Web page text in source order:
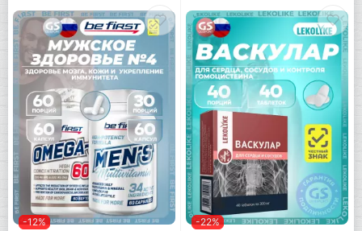
-12% -22%